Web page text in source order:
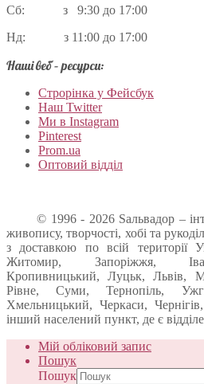
Сб: з 9:30 до 17:00
Нд: з 11:00 до 17:00
Наші веб – ресурси:
Строрінка у Фейсбук
Наш Twitter
Ми в Instagram
Pinterest
Prom.ua
Оптовий відділ
© 1996 - 2026 Sальвадор –
живопису, творчості, хобі та
з доставкою по всій території
Житомир, Запоріжжя,
Кропивницький, Луцьк, Львів,
Рівне, Суми, Тернопіль,
Хмельницький, Черкаси,
інший населений пункт, де є
Мій обліковий запис
Пошук
Пошук